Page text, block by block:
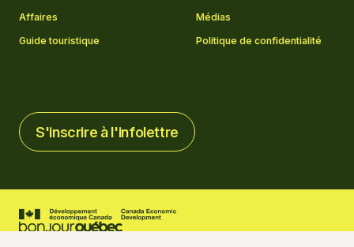
Affaires
Médias
Guide touristique
Politique de confidentialité
S'inscrire à l'infolettre
S'inscrire à l'infolettre